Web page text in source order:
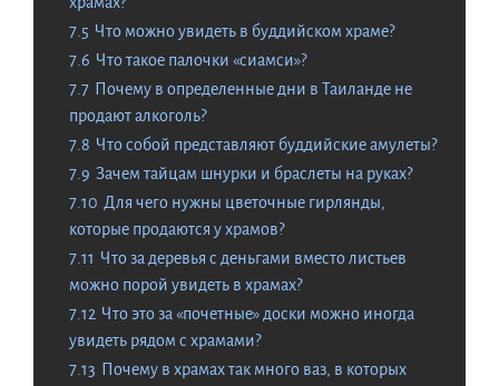
7.5 Что можно увидеть в буддийском храме?
7.6 Что такое палочки «сиамси»?
7.7 Почему в определенные дни в Таиланде не
продают алкоголь?
7.8 Что собой представляют буддийские амулеты?
7.9 Зачем тайцам шнурки и браслеты на руках?
7.10 Для чего нужны цветочные гирлянды,
которые продаются у храмов?
7.11 Что за деревья с деньгами вместо листьев
можно порой увидеть в храмах?
7.12 Что это за «почетные» доски можно иногда
увидеть рядом с храмами?
7.13 Почему в храмах так много ваз, в которых